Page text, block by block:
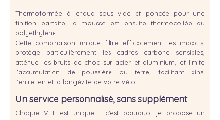
Thermoformée à chaud sous vide et poncée pour une
finition parfaite, la mousse est ensuite thermocollée au
polyéthylène.
Cette combinaison unique filtre efficacement les impacts,
protège particulièrement les cadres carbone sensibles,
atténue les bruits de choc sur acier et aluminium, et limite
l’accumulation de poussière ou terre, facilitant ainsi
l’entretien et la longévité de votre vélo.
Un service personnalisé, sans supplément
Chaque VTT est unique : c’est pourquoi je propose un